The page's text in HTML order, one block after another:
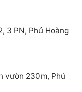
3 PN, Phú Hoàng
vườn 230m, Phú